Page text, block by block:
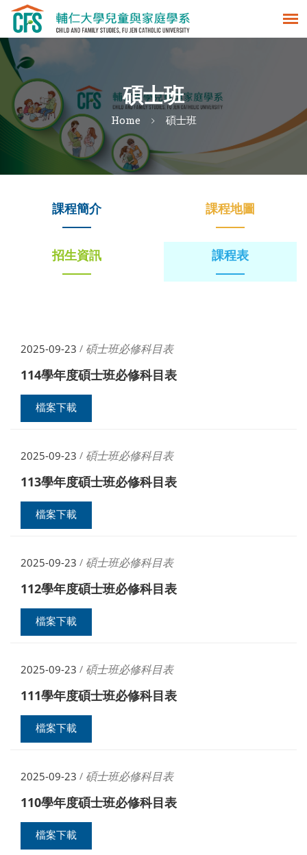
碩士班
Home 碩士班
課程簡介 課程地圖
招生資訊 課程表
2025-09-23 / 碩士班必修科目表
114學年度碩士班必修科目表
檔案下載
2025-09-23 / 碩士班必修科目表
113學年度碩士班必修科目表
檔案下載
2025-09-23 / 碩士班必修科目表
112學年度碩士班必修科目表
檔案下載
2025-09-23 / 碩士班必修科目表
111學年度碩士班必修科目表
檔案下載
2025-09-23 / 碩士班必修科目表
110學年度碩士班必修科目表
檔案下載